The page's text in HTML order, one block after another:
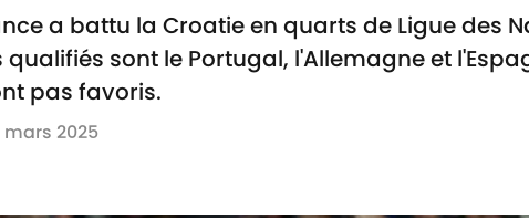
a battu la Croatie en quarts de Ligue des
qualifiés sont le Portugal, l'Allemagne et
pas favoris.
mars 2025